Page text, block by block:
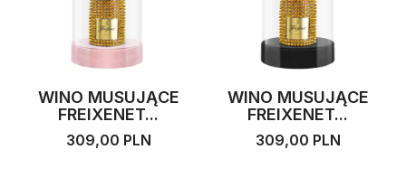
WINO MUSUJĄCE
FREIXENET...
309,00 PLN
WINO MUSUJĄCE
FREIXENET...
309,00 PLN